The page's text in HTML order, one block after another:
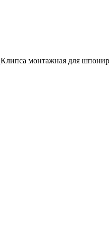
Клипса монтажная для